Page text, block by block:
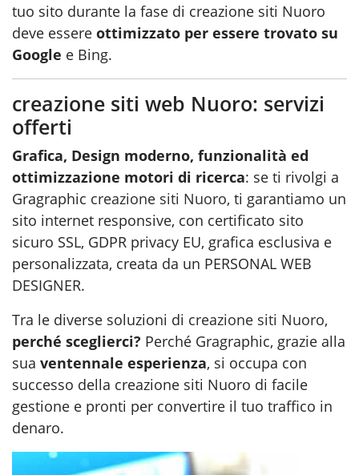
tuo sito durante la fase di creazione siti Nuoro
deve essere ottimizzato per essere trovato su
Google e Bing.
creazione siti web Nuoro: servizi
offerti
Grafica, Design moderno, funzionalità ed
ottimizzazione motori di ricerca: se ti rivolgi a
Gragraphic creazione siti Nuoro, ti garantiamo un
sito internet responsive, con certificato sito
sicuro SSL, GDPR privacy EU, grafica esclusiva e
personalizzata, creata da un PERSONAL WEB
DESIGNER.
Tra le diverse soluzioni di creazione siti Nuoro,
perché sceglierci? Perché Gragraphic, grazie alla
sua ventennale esperienza, si occupa con
successo della creazione siti Nuoro di facile
gestione e pronti per convertire il tuo traffico in
denaro.